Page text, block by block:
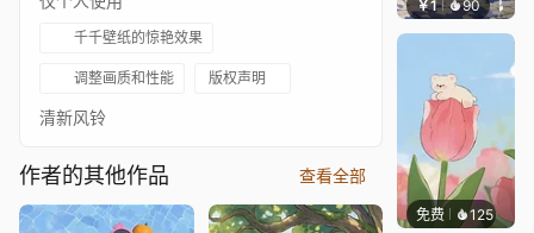
千千壁纸的惊艳效果
调整画质和性能 版权声明
清新风铃
作者的其他作品 查看全部
￥1 90 叮叮
免费 125好看